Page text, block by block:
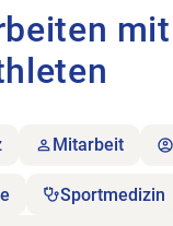
Mitarbeit
Sportmedizin